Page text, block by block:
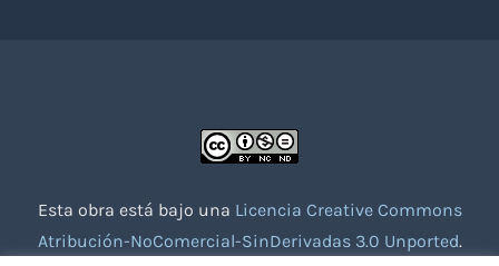
Esta obra está bajo una Licencia Creative Commons
Atribución-NoComercial-SinDerivadas 3.0 Unported.